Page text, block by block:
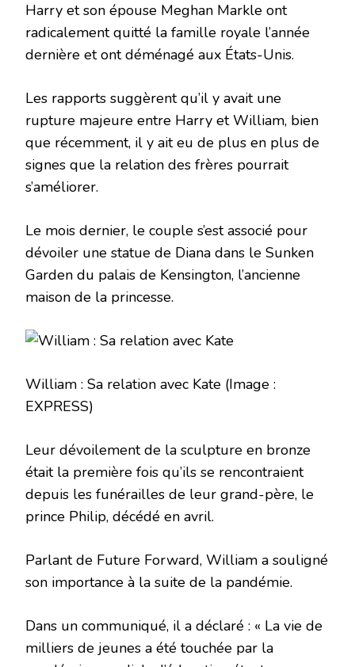
Harry et son épouse Meghan Markle ont
radicalement quitté la famille royale l’année
dernière et ont déménagé aux États-Unis.
Les rapports suggèrent qu’il y avait une
rupture majeure entre Harry et William, bien
que récemment, il y ait eu de plus en plus de
signes que la relation des frères pourrait
s’améliorer.
Le mois dernier, le couple s’est associé pour
dévoiler une statue de Diana dans le Sunken
Garden du palais de Kensington, l’ancienne
maison de la princesse.
William : Sa relation avec Kate (Image :
EXPRESS)
Leur dévoilement de la sculpture en bronze
était la première fois qu’ils se rencontraient
depuis les funérailles de leur grand-père, le
prince Philip, décédé en avril.
Parlant de Future Forward, William a souligné
son importance à la suite de la pandémie.
Dans un communiqué, il a déclaré : « La vie de
milliers de jeunes a été touchée par la